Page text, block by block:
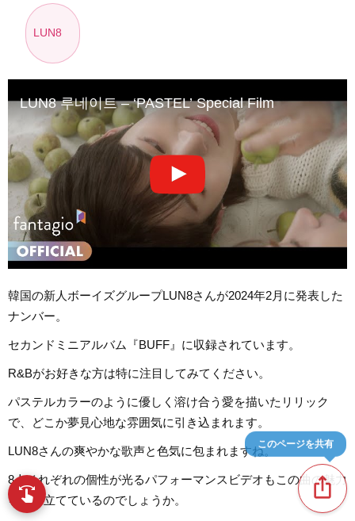
LUN8
LUN8 루네이트 – ‘PASTEL’ Special Film
韓国の新人ボーイズグループLUN8さんが2024年2月に発表した
ナンバー。
セカンドミニアルバム『BUFF』に収録されています。
R&Bがお好きな方は特に注目してみてください。
パステルカラーのように優しく溶け合う愛を描いたリリック
で、どこか夢見心地な雰囲気に引き込まれます。
LUN8さんの爽やかな歌声と色気に包まれますね。
8人それぞれの個性が光るパフォーマンスビデオもこの曲の魅力
を引き立てているのでしょうか。
ios_share
このページを共有
swipe 指先で音楽をブラウズ